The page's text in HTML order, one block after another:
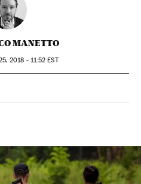
MANETTO
2018 - 11:52 EST
Sociales